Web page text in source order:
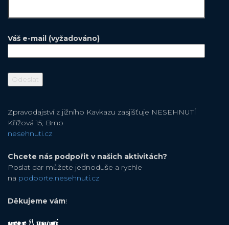
Váš e-mail (vyžadováno)
Zpravodajství z jižního Kavkazu zasjišťuje NESEHNUTÍ
Křížová 15, Brno
nesehnuti.cz
Chcete nás podpořit v našich aktivitách?
Poslat dar můžete jednoduše a rychle
na podporte.nesehnuti.cz
Děkujeme vám!